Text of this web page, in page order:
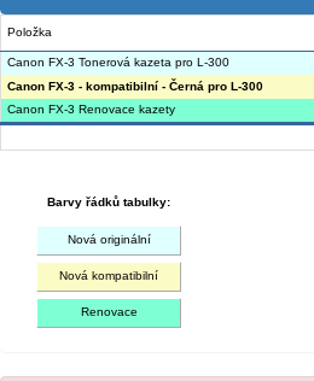
Položka
Canon FX-3 Tonerová kazeta pro L-300
Canon FX-3 - kompatibilní - Černá pro L-300
Canon FX-3 Renovace kazety
Barvy řádků tabulky:
Nová originální
Nová kompatibilní
Renovace